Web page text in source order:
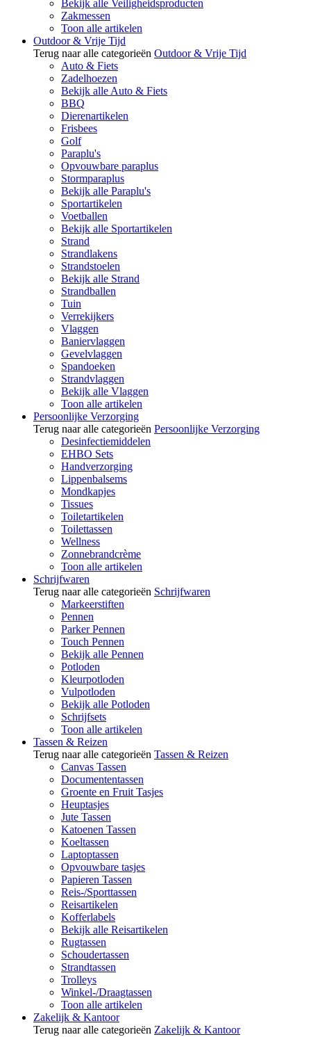
Bekijk alle Veiligheidsproducten
Zakmessen
Toon alle artikelen
Outdoor & Vrije Tijd
Terug naar alle categorieën Outdoor & Vrije Tijd
Auto & Fiets
Zadelhoezen
Bekijk alle Auto & Fiets
BBQ
Dierenartikelen
Frisbees
Golf
Paraplu's
Opvouwbare paraplus
Stormparaplus
Bekijk alle Paraplu's
Sportartikelen
Voetballen
Bekijk alle Sportartikelen
Strand
Strandlakens
Strandstoelen
Bekijk alle Strand
Strandballen
Tuin
Verrekijkers
Vlaggen
Baniervlaggen
Gevelvlaggen
Spandoeken
Strandvlaggen
Bekijk alle Vlaggen
Toon alle artikelen
Persoonlijke Verzorging
Terug naar alle categorieën Persoonlijke Verzorging
Desinfectiemiddelen
EHBO Sets
Handverzorging
Lippenbalsems
Mondkapjes
Tissues
Toiletartikelen
Toilettassen
Wellness
Zonnebrandcrème
Toon alle artikelen
Schrijfwaren
Terug naar alle categorieën Schrijfwaren
Markeerstiften
Pennen
Parker Pennen
Touch Pennen
Bekijk alle Pennen
Potloden
Kleurpotloden
Vulpotloden
Bekijk alle Potloden
Schrijfsets
Toon alle artikelen
Tassen & Reizen
Terug naar alle categorieën Tassen & Reizen
Canvas Tassen
Documententassen
Groente en Fruit Tasjes
Heuptasjes
Jute Tassen
Katoenen Tassen
Koeltassen
Laptoptassen
Opvouwbare tasjes
Papieren Tassen
Reis-/Sporttassen
Reisartikelen
Kofferlabels
Bekijk alle Reisartikelen
Rugtassen
Schoudertassen
Strandtassen
Trolleys
Winkel-/Draagtassen
Toon alle artikelen
Zakelijk & Kantoor
Terug naar alle categorieën Zakelijk & Kantoor